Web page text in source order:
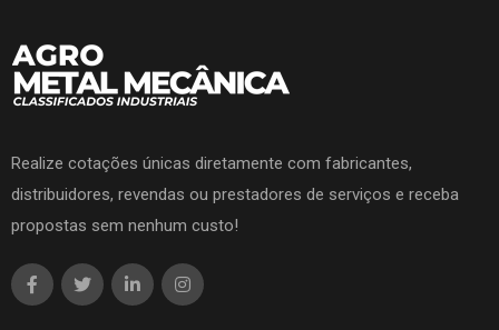
Realize cotações únicas diretamente com fabricantes,
distribuidores, revendas ou prestadores de serviços e receba
propostas sem nenhum custo!